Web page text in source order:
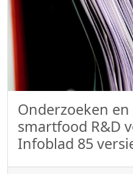
Onderzoeken
smartfood R&D
Infoblad 85